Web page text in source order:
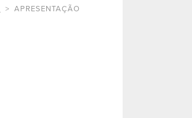
APRESENTAÇÃO